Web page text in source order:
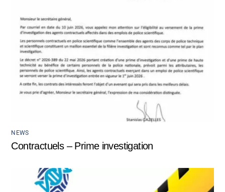
NEWS
Contractuels – Prime investigation